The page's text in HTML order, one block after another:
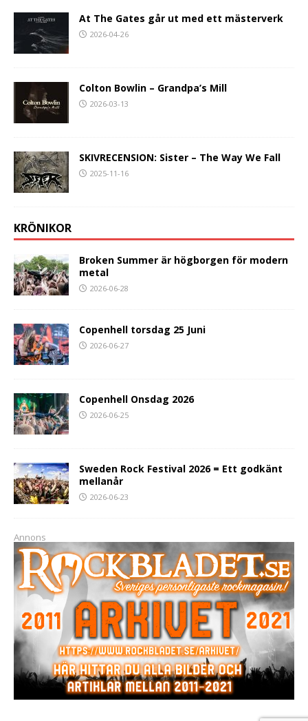
At The Gates går ut med ett mästerverk
2026-04-26
Colton Bowlin – Grandpa’s Mill
2026-03-13
SKIVRECENSION: Sister – The Way We Fall
2025-11-16
KRÖNIKOR
Broken Summer är högborgen för modern
metal
2026-06-28
Copenhell torsdag 25 Juni
2026-06-27
Copenhell Onsdag 2026
2026-06-25
Sweden Rock Festival 2026 = Ett godkänt
mellanår
2026-06-23
Annons